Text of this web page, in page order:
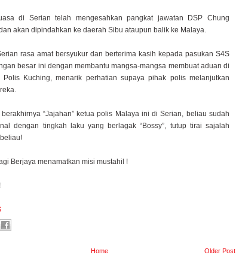
di Serian telah mengesahkan pangkat jawatan DSP Chung
akan dipindahkan ke daerah Sibu ataupun balik ke Malaya.
rasa amat bersyukur dan berterima kasih kepada pasukan S4S
besar ini dengan membantu mangsa-mangsa membuat aduan di
Polis Kuching, menarik perhatian supaya pihak polis melanjutkan
“Jajahan” ketua polis Malaya ini di Serian, beliau sudah
dengan tingkah laku yang berlagak “Bossy”, tutup tirai sajalah
beliau!
Berjaya menamatkan misi mustahil !
Older Post
Home